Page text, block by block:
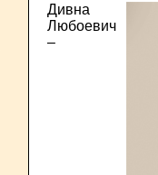
Дивна
Любоевич
–